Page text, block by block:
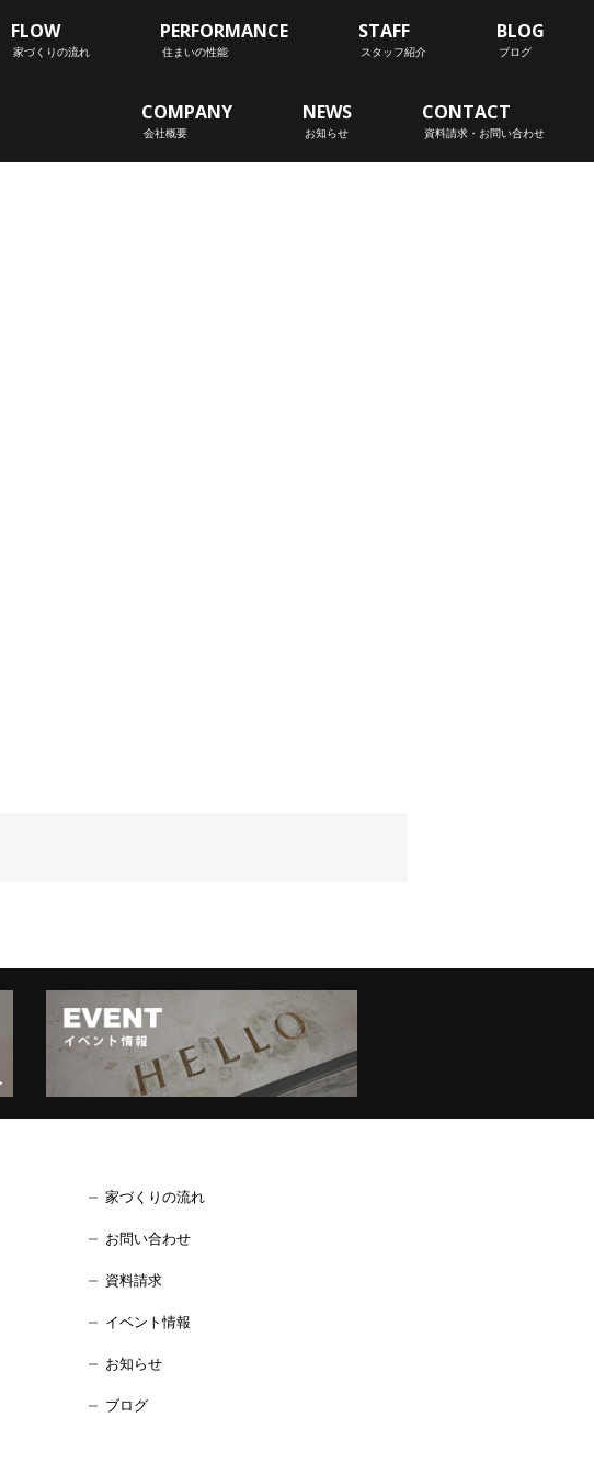
FLOW
家づくりの流れ
PERFORMANCE
住まいの性能
STAFF
スタッフ紹介
BLOG
ブログ
COMPANY
会社概要
NEWS
お知らせ
CONTACT
資料請求・お問い合わせ
家づくりの流れ
お問い合わせ
資料請求
イベント情報
お知らせ
ブログ